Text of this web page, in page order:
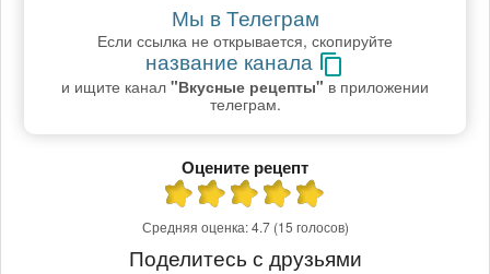
Мы в Телеграм
Если ссылка не открывается, скопируйте
название канала
и ищите канал "Вкусные рецепты" в приложении
телеграм.
Оцените рецепт
Средняя оценка:4.7 (15 голосов)
Поделитесь с друзьями